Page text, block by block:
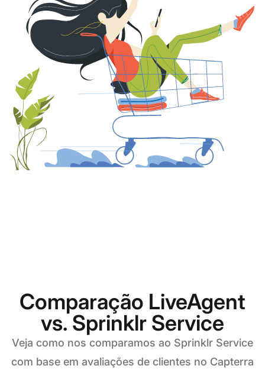
Comparação LiveAgent
vs. Sprinklr Service
Veja como nos comparamos ao Sprinklr Service
com base em avaliações de clientes no Capterra